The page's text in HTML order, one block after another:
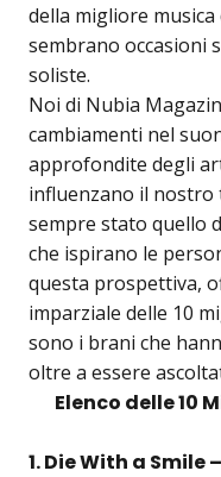
della migliore
sembrano occasioni
soliste.
Noi di Nubia
cambiamenti nel
approfondite degli
influenzano il
sempre stato quello
che ispirano le
questa prospettiva,
imparziale delle 10
sono i brani che
oltre a essere
Elenco delle 10
1. Die With a Smile